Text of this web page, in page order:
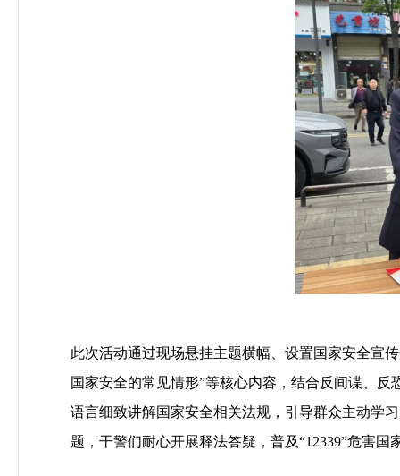
此次活动通过现场悬挂主题横幅、设置国家安全宣
国家安全的常见情形”等核心内容，结合反间谍、反
语言细致讲解国家安全相关法规，引导群众主动学
题，干警们耐心开展释法答疑，普及“12339”危害国